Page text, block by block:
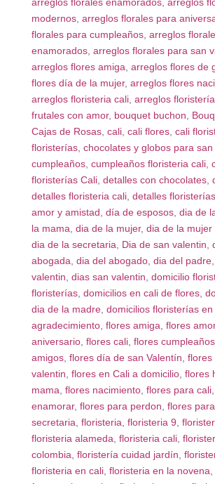
arreglos florales enamorados, arreglos
modernos, arreglos florales para
florales para cumpleaños, arreglos
enamorados, arreglos florales para san
arreglos flores amiga, arreglos flores de
flores día de la mujer, arreglos flores
arreglos floristeria cali, arreglos
frutales con amor, bouquet buchon,
Cajas de Rosas, cali, cali flores, cali
floristerías, chocolates y globos para san
cumpleaños, cumpleaños floristeria cali,
floristerías Cali, detalles con chocolates,
detalles floristeria cali, detalles
amor y amistad, día de esposos, dia de
la mama, dia de la mujer, dia de la
dia de la secretaria, Dia de san valentin,
abogada, dia del abogado, dia del padre,
valentin, dias san valentin, domicilio
floristerías, domicilios en cali de flores,
dia de la madre, domicilios floristerías en
agradecimiento, flores amiga, flores amor
aniversario, flores cali, flores cumpleaños
amigos, flores día de san Valentín, flores
valentin, flores en Cali a domicilio, flores
mama, flores nacimiento, flores para cali,
enamorar, flores para perdon, flores
secretaria, floristeria, floristeria 9,
floristeria alameda, floristeria cali,
colombia, floristería cuidad jardín,
floristeria en cali, floristeria en la novena,